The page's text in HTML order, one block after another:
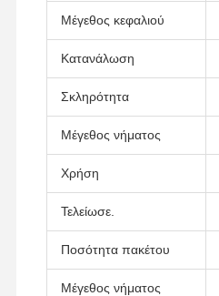
ΤΡΑΚΤΑΣΜΟΣ
Πυροβολητήρας
Τμήμα Bolt
βρόχο τροχιάς τροχιάς
Σφραγίδα Σφραγίδα
Μέγεθος κεφαλιού
Κατανάλωση
Σκληρότητα
Μέγεθος νήματος
Χρήση
Τελείωσε.
Ποσότητα πακέτου
Μέγεθος νήματος